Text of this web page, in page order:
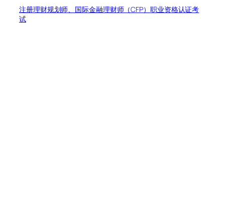
注册理财规划师、国际金融理财师（CFP）职业资格认证考
试